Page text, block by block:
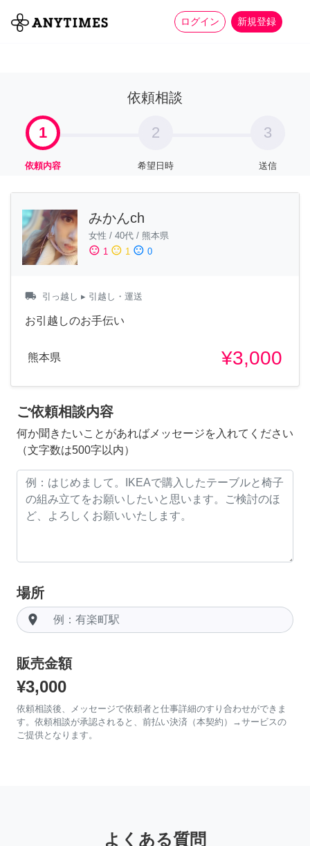
ログイン 新規登録
全て 家事 more_horiz
依頼相談
1
依頼内容
2
希望日時
3
送信
みかんch
女性 / 40代 / 熊本県
sentiment_satisfied 1 sentiment_neutral 1 sentiment_dissatisfied 0
local_shipping 引っ越し ▸ 引越し・運送
お引越しのお手伝い
熊本県 ¥3,000
ご依頼相談内容
何か聞きたいことがあればメッセージを入れてください
（文字数は500字以内）
場所
room
販売金額
¥3,000
依頼相談後、メッセージで依頼者と仕事詳細のすり合わせができま
す。依頼相談が承認されると、前払い決済（本契約）→サービスの
ご提供となります。
よくある質問